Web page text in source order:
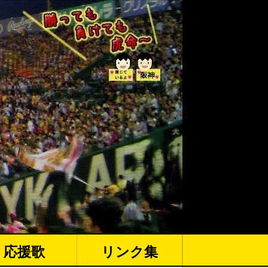
応援歌 リンク集